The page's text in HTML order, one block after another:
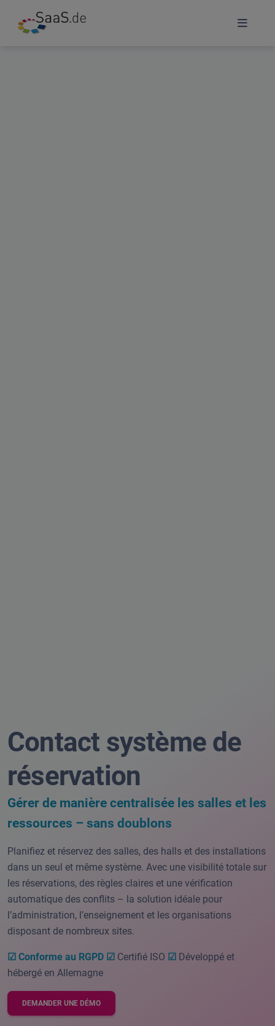
Contact système de
réservation
Gérer de manière centralisée les salles et les
ressources – sans doublons
Planifiez et réservez des salles, des halls et des installations
dans un seul et même système. Avec une visibilité totale sur
les réservations, des règles claires et une vérification
automatique des conflits – la solution idéale pour
l’administration, l’enseignement et les organisations
disposant de nombreux sites.
☑ Conforme au RGPD ☑ Certifié ISO ☑ Développé et
hébergé en Allemagne
DEMANDER UNE DÉMO